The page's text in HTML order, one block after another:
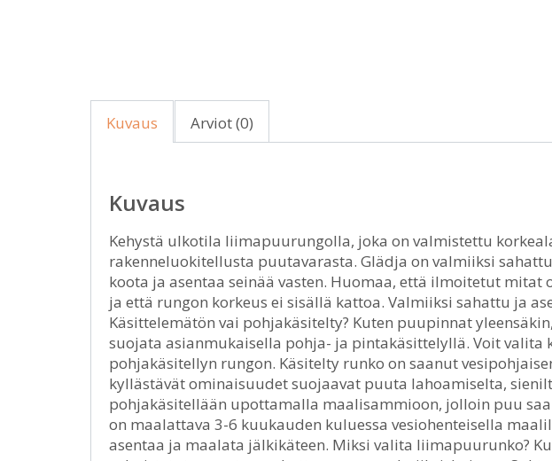
Kuvaus Arviot (0)
Kuvaus
Kehystä ulkotila liimapuurungolla, joka on valmistettu
rakenneluokitellusta puutavarasta. Glädja on valmiiksi
koota ja asentaa seinää vasten. Huomaa, että ilmoitetut
ja että rungon korkeus ei sisällä kattoa. Valmiiksi sahattu ja
Käsittelemätön vai pohjakäsitelty? Kuten puupinnat
suojata asianmukaisella pohja- ja pintakäsittelyllä. Voit valita
pohjakäsitellyn rungon. Käsitelty runko on saanut
kyllästävät ominaisuudet suojaavat puuta lahoamiselta,
pohjakäsitellään upottamalla maalisammioon, jolloin puu saa
on maalattava 3-6 kuukauden kuluessa vesiohenteisella
asentaa ja maalata jälkikäteen. Miksi valita liimapuurunko?